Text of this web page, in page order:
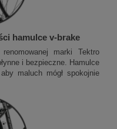
hamulce v-brake
marki Tektro
i bezpieczne. Hamulce
maluch mógł spokojnie